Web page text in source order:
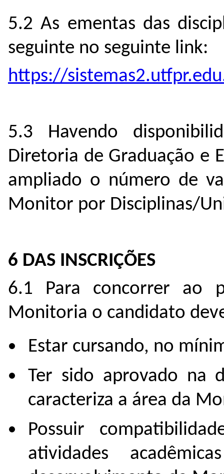
5.2 As ementas das
seguinte no seguinte link:
https://
5.3 Havendo
Diretoria de Graduação e
ampliado o número de
Monitor por Disciplinas/
6 DAS INSCRIÇÕES
6.1 Para concorrer ao
Monitoria o candidato
Estar cursando, no
Ter sido aprovado na
caracteriza a área da
Possuir
atividades